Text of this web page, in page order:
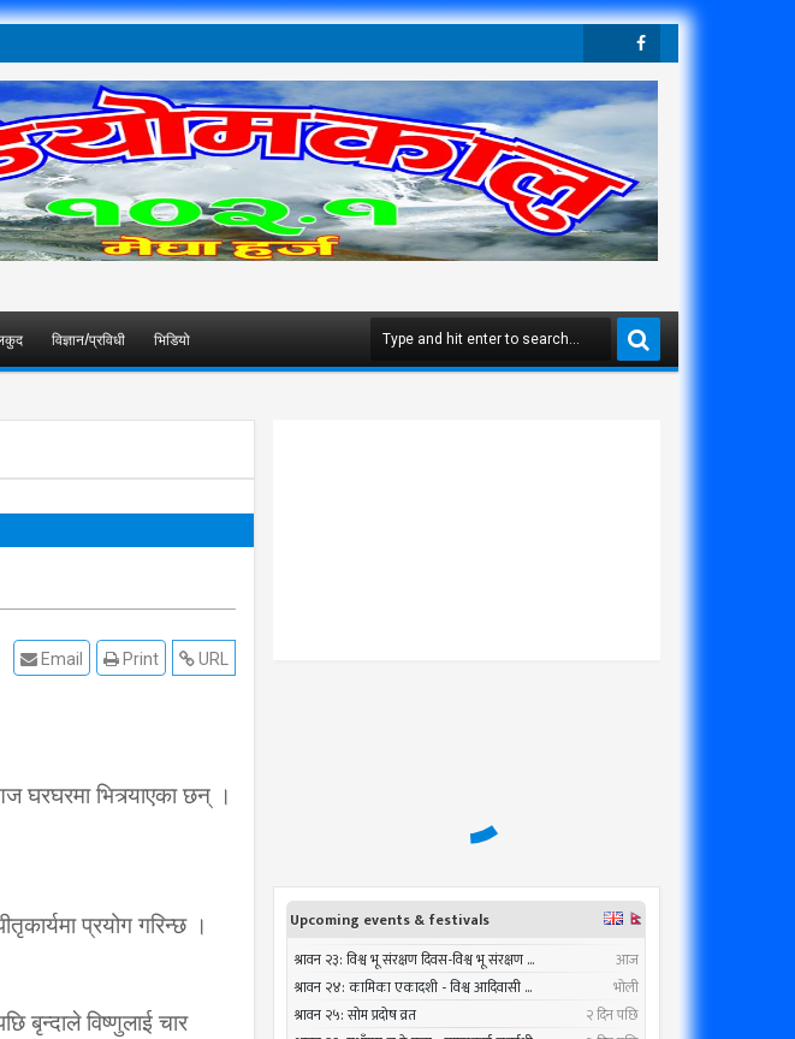
Face
K
Twit
विज्ञान/प्रविधी भिडियो
URL
Print
Email
घरघरमा भित्र्याएका छन् ।
प्रयोग गरिन्छ ।
बृन्दाले विष्णुलाई चार